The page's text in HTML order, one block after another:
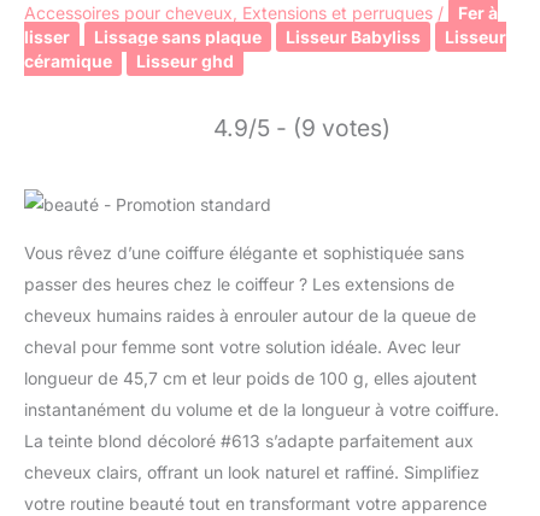
Accessoires pour cheveux Extensions et perruques /
Fer à
lisser
Lissage sans plaque Lisseur Babyliss
Lisseur
céramique
Lisseur ghd
4.9/5 - (9 votes)
Vous rêvez d’une coiffure élégante et sophistiquée sans
passer des heures chez le coiffeur ? Les extensions de
cheveux humains raides à enrouler autour de la queue de
cheval pour femme sont votre solution idéale. Avec leur
longueur de 45,7 cm et leur poids de 100 g, elles ajoutent
instantanément du volume et de la longueur à votre coiffure.
La teinte blond décoloré #613 s’adapte parfaitement aux
cheveux clairs, offrant un look naturel et raffiné. Simplifiez
votre routine beauté tout en transformant votre apparence